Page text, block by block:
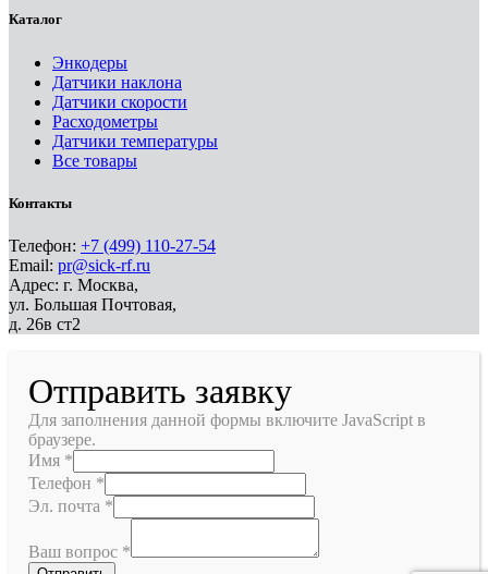
Каталог
Энкодеры
Датчики наклона
Датчики скорости
Расходометры
Датчики температуры
Все товары
Контакты
Телефон: +7 (499) 110-27-54
Email: pr@sick-rf.ru
Адрес: г. Москва,
ул. Большая Почтовая,
д. 26в ст2
Отправить заявку
Для заполнения данной формы включите JavaScript в
браузере.
Имя *
Телефон *
Эл. почта *
Ваш вопрос *